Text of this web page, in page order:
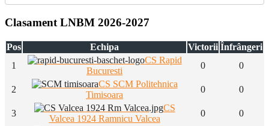
Clasament LNBM 2026-2027
Pos Echipa Victorii Înfrângeri
1
CS Rapid
Bucuresti
0 0
2
CS SCM Politehnica
Timisoara
0 0
3
CS
Valcea 1924 Ramnicu Valcea
0 0